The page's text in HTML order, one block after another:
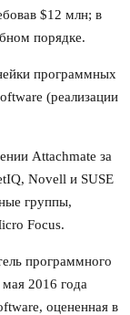
$12 млн; в
порядке.
программных
(реализации
Attachmate за
Novell и SUSE
группы,
Focus.
программного
2016 года
оцененная в